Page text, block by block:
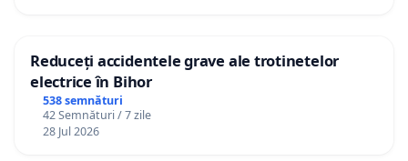
Reduceți accidentele grave ale trotinetelor
electrice în Bihor
538 semnături
42 Semnături / 7 zile
28 Jul 2026